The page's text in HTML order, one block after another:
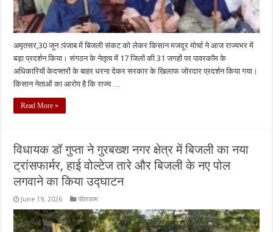
अमृतसर,30 जून :पंजाब में बिजली संकट को लेकर किसान मजदूर मोर्चा ने आज राज्यभर में
बड़ा प्रदर्शन किया। संगठन के नेतृत्व में 17 जिलों की 31 जगहों पर पावरकॉम के
अधिकारियों केदफ्तरों के बाहर धरना देकर सरकार के खिलाफ जोरदार प्रदर्शन किया गया।
किसान नेताओं का आरोप है कि राज्य …
Read More »
विधायक डॉ गुप्ता ने गुरबख्श नगर क्षेत्र में बिजली का नया
ट्रांसफार्मर, हाई वोल्टेज तारे और बिजली के नए पोल
लगवाने का किया उद्घाटन
June 19, 2026 पॉवरकाम